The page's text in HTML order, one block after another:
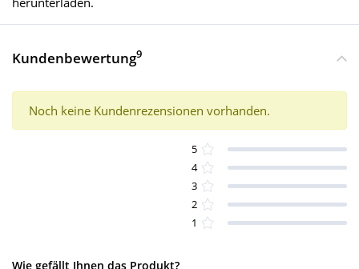
Kundenbewertung9
Noch keine Kundenrezensionen vorhanden.
5
4
3
2
1
Wie gefällt Ihnen das Produkt?